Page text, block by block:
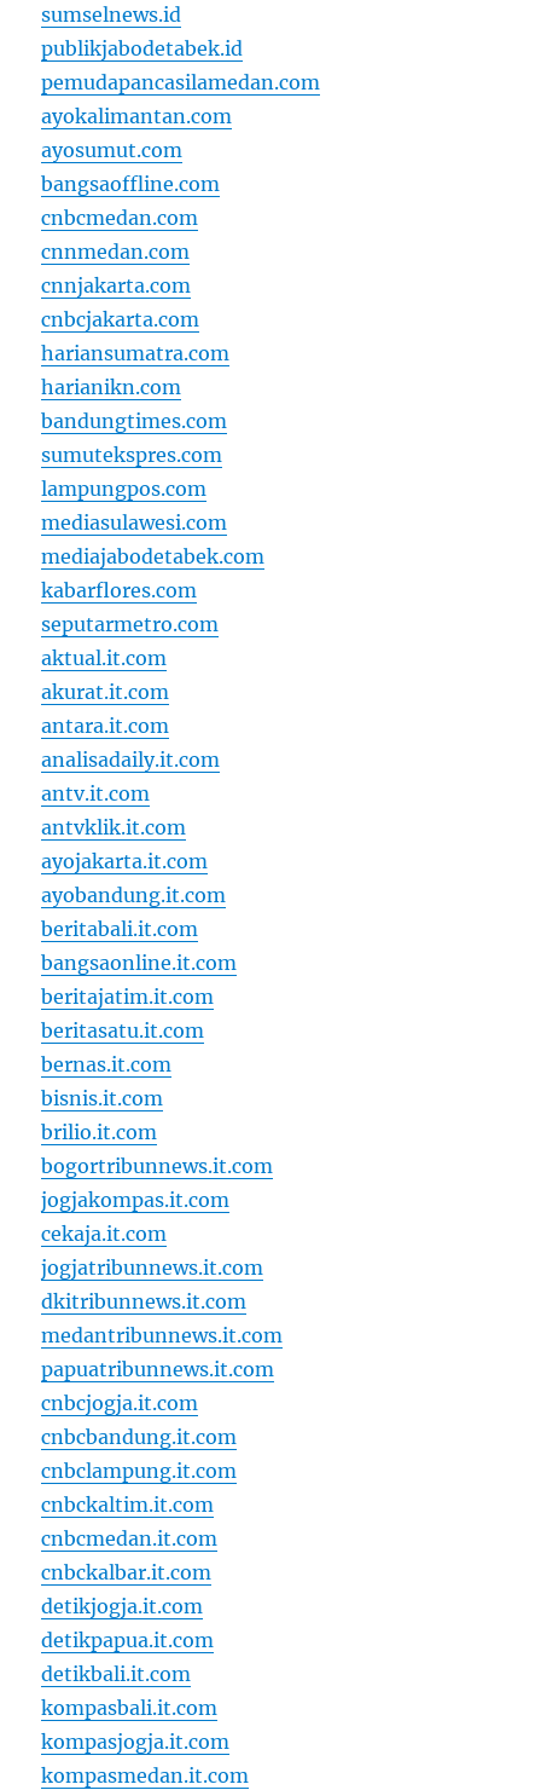
sumselnews.id
publikjabodetabek.id
pemudapancasilamedan.com
ayokalimantan.com
ayosumut.com
bangsaoffline.com
cnbcmedan.com
cnnmedan.com
cnnjakarta.com
cnbcjakarta.com
hariansumatra.com
harianikn.com
bandungtimes.com
sumutekspres.com
lampungpos.com
mediasulawesi.com
mediajabodetabek.com
kabarflores.com
seputarmetro.com
aktual.it.com
akurat.it.com
antara.it.com
analisadaily.it.com
antv.it.com
antvklik.it.com
ayojakarta.it.com
ayobandung.it.com
beritabali.it.com
bangsaonline.it.com
beritajatim.it.com
beritasatu.it.com
bernas.it.com
bisnis.it.com
brilio.it.com
bogortribunnews.it.com
jogjakompas.it.com
cekaja.it.com
jogjatribunnews.it.com
dkitribunnews.it.com
medantribunnews.it.com
papuatribunnews.it.com
cnbcjogja.it.com
cnbcbandung.it.com
cnbclampung.it.com
cnbckaltim.it.com
cnbcmedan.it.com
cnbckalbar.it.com
detikjogja.it.com
detikpapua.it.com
detikbali.it.com
kompasbali.it.com
kompasjogja.it.com
kompasmedan.it.com